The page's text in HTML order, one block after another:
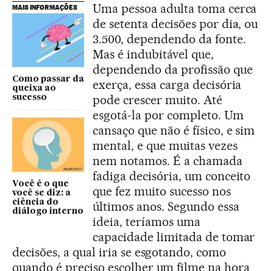
MAIS INFORMAÇÕES
Como passar da
queixa ao
sucesso
Você é o que
você se diz: a
ciência do
diálogo interno
Uma pessoa adulta toma cerca
de setenta decisões por dia, ou
3.500, dependendo da fonte.
Mas é indubitável que,
dependendo da profissão que
exerça, essa carga decisória
pode crescer muito. Até
esgotá-la por completo. Um
cansaço que não é físico, e sim
mental, e que muitas vezes
nem notamos. É a chamada
fadiga decisória, um conceito
que fez muito sucesso nos
últimos anos. Segundo essa
ideia, teríamos uma
capacidade limitada de tomar
decisões, a qual iria se esgotando, como
quando é preciso escolher um filme na hora